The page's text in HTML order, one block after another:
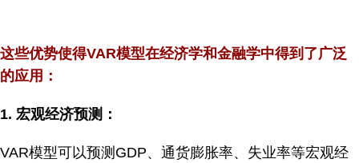
这些优势使得VAR模型在经济学和金融学中得到了广泛
的应用 ：
1. 宏观经济预测：
VAR模型可以预测GDP、通货膨胀率、失业率等宏观经